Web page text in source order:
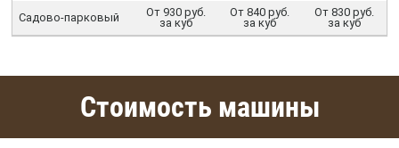
Садово-парковый
От 930 руб.
за куб
От 840 руб.
за куб
От 830 руб.
за куб
Стоимость машины